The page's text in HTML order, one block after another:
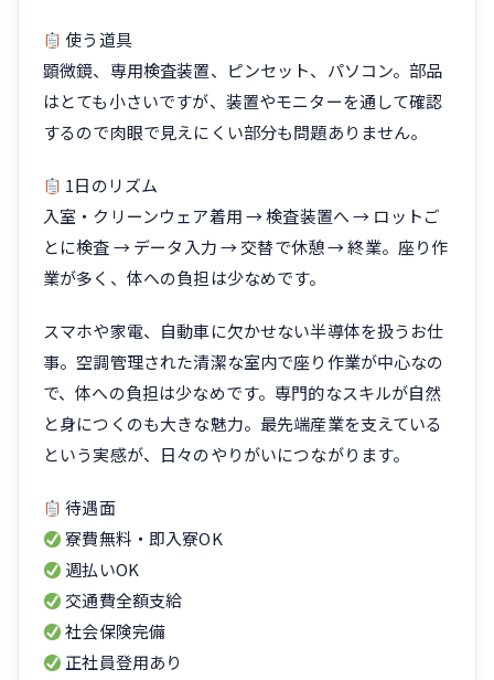
使う道具
顕微鏡、専用検査装置、ピンセット、パソコン。部品
はとても小さいですが、装置やモニターを通して確認
するので肉眼で見えにくい部分も問題ありません。
1日のリズム
入室・クリーンウェア着用 → 検査装置へ → ロットご
とに検査 → データ入力 → 交替で休憩 → 終業。座り作
業が多く、体への負担は少なめです。
スマホや家電、自動車に欠かせない半導体を扱うお仕
事。空調管理された清潔な室内で座り作業が中心なの
で、体への負担は少なめです。専門的なスキルが自然
と身につくのも大きな魅力。最先端産業を支えている
という実感が、日々のやりがいにつながります。
待遇面
寮費無料・即入寮OK
週払いOK
交通費全額支給
社会保険完備
正社員登用あり